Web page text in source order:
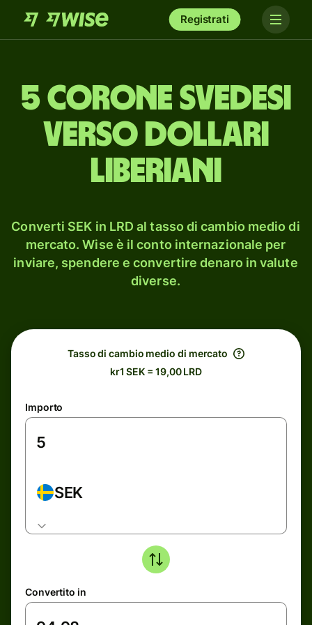
Registrati
5 corone svedesi
verso dollari
liberiani
Converti SEK in LRD al tasso di cambio medio di
mercato. Wise è il conto internazionale per
inviare, spendere e convertire denaro in valute
diverse.
Tasso di cambio medio di mercato
kr1 SEK = 19,00 LRD
Importo
SEK
Convertito in